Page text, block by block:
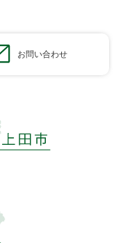
お問い合わせ